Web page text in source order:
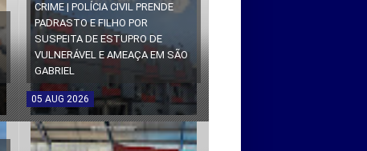
CRIME | POLÍCIA CIVIL PRENDE
PADRASTO E FILHO POR
SUSPEITA DE ESTUPRO DE
VULNERÁVEL E AMEAÇA EM SÃO
GABRIEL
05 AUG 2026